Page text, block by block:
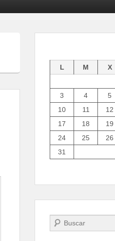
L M X
3
4 5
10
11 12
17
18 19
24
25 26
31
Buscar